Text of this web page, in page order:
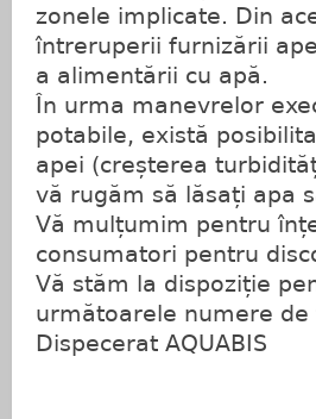
zonele implicate. Din
întreruperii furnizării
a alimentării cu apă.
În urma manevrelor
potabile, există
apei (creșterea
vă rugăm să lăsați apa
Vă mulțumim pentru
consumatori pentru
Vă stăm la dispoziție
următoarele numere
Dispecerat AQUABIS